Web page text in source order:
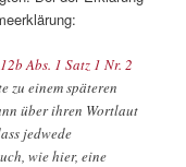
Abs. 1 Satz 1 Nr. 2
zu einem späteren
über ihren Wortlaut
jedwede
wie hier, eine